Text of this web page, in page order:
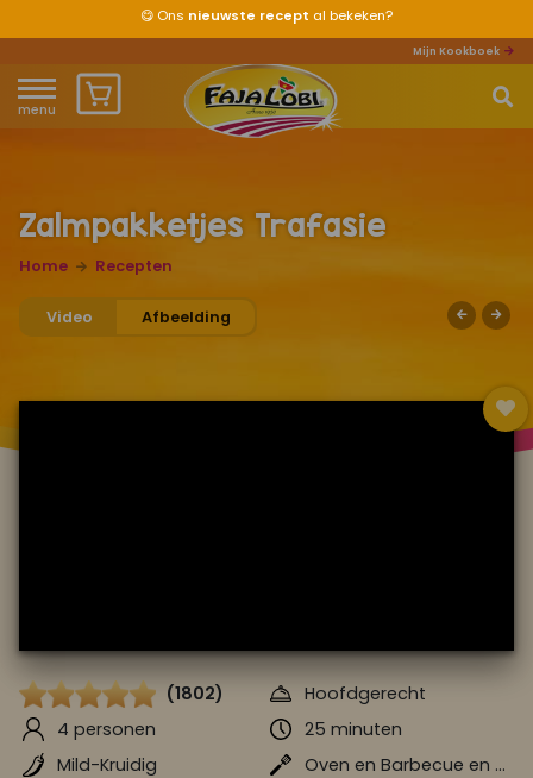
😋 Ons nieuwste recept al bekeken?
Mijn Kookboek
menu
Waar ben je naar op zoek?
Home
Over ons
Producten
Ofklik hierom je aan te melden voor Mijn Kookboek.
Zalmpakketjes Trafasie
Home Recepten
Video Afbeelding
(1802)
Hoofdgerecht
4 personen
25 minuten
Mild-Kruidig
Oven en Barbecue en Stomen